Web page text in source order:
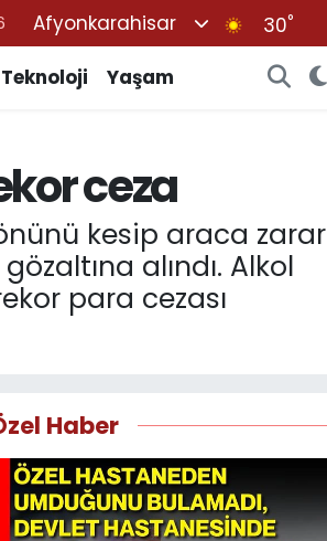
Afyonkarahisar 30°
Teknoloji Yaşam
ceza
kesip araca zarar
alındı. Alkol
para cezası
Haber